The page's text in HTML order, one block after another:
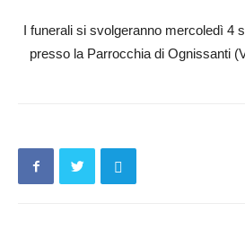
I funerali si svolgeranno mercoledì 4
presso la Parrocchia di Ognissanti